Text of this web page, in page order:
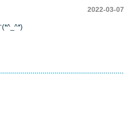
2022-03-07
(*^_^*)